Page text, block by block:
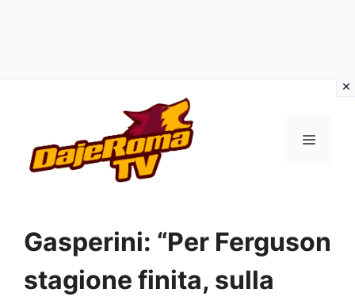
contenuto
MENU
Gasperini: “Per Ferguson
stagione finita, sulla